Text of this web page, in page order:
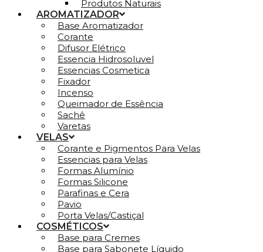
Produtos Naturais
AROMATIZADOR
Base Aromatizador
Corante
Difusor Elétrico
Essencia Hidrosoluvel
Essencias Cosmetica
Fixador
Incenso
Queimador de Essência
Sachê
Varetas
VELAS
Corante e Pigmentos Para Velas
Essencias para Velas
Formas Alumínio
Formas Silicone
Parafinas e Cera
Pavio
Porta Velas/Castiçal
COSMÉTICOS
Base para Cremes
Base para Sabonete Líquido